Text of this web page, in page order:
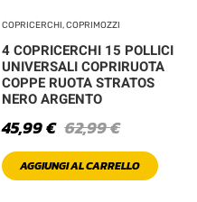
COPRICERCHI, COPRIMOZZI
4 COPRICERCHI 15 POLLICI
UNIVERSALI COPRIRUOTA
COPPE RUOTA STRATOS
NERO ARGENTO
62,99€
45,99€
AGGIUNGI AL CARRELLO